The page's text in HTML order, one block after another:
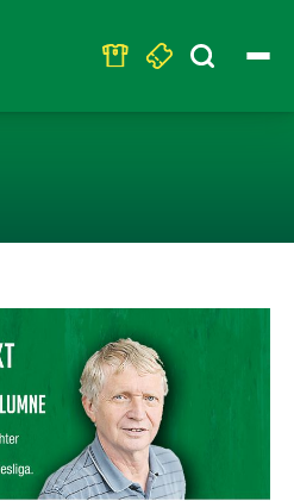
Search
for: